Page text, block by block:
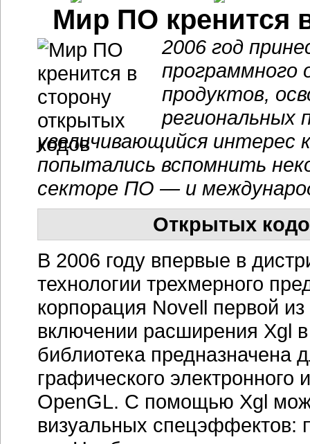
Мир ПО кренится
2006 год
программного
продуктов,
региональных
увеличивающийся
попытались вспомнить
секторе ПО — и
Открытых
В 2006 году впервые в
технологии трехмерного
корпорация Novell первой
включении расширения Xgl
библиотека предназначена
графического
OpenGL. С помощью Xgl
визуальных спецэффектов: